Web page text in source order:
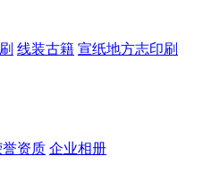
线装古籍 宣纸地方志印刷
誉资质 企业相册